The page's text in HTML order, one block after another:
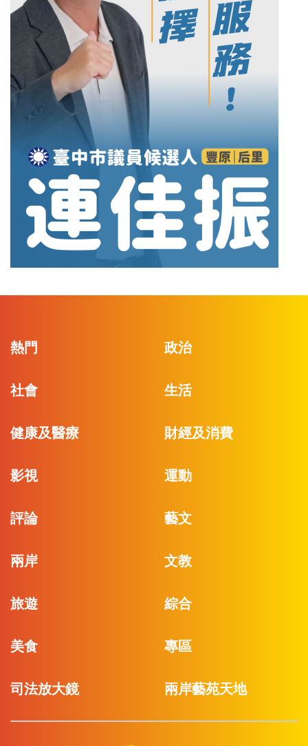
熱門 政治
社會 生活
健康及醫療 財經及消費
影視 運動
評論 藝文
兩岸 文教
旅遊 綜合
美食 專區
司法放大鏡 兩岸藝苑天地